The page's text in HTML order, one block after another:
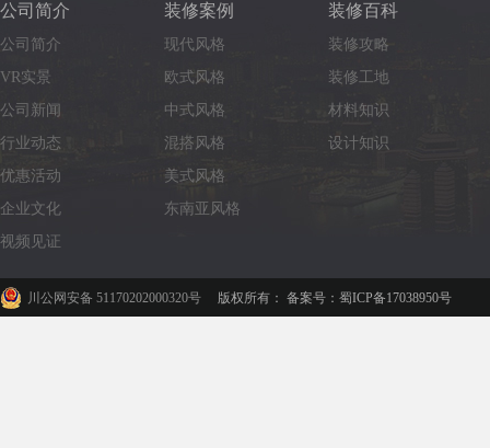
公司简介
公司简介
VR实景
公司新闻
行业动态
优惠活动
企业文化
视频见证
装修案例
现代风格
欧式风格
中式风格
混搭风格
美式风格
东南亚风格
装修百科
装修攻略
装修工地
材料知识
设计知识
川公网安备 51170202000320号 版权所有： 备案号：蜀ICP备17038950号